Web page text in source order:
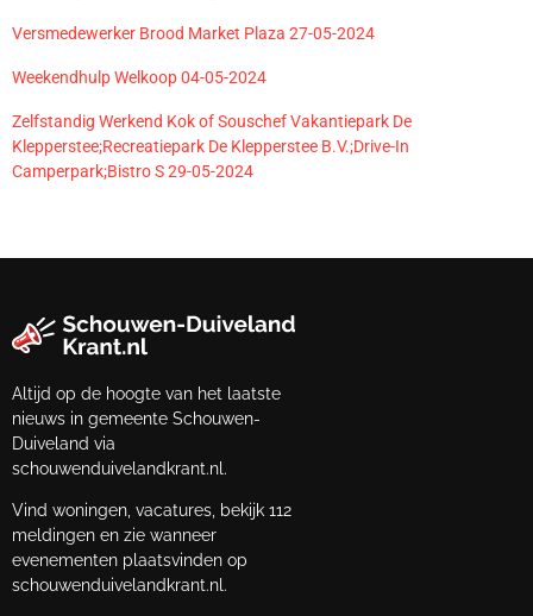
Versmedewerker Brood Market Plaza 27-05-2024
Weekendhulp Welkoop 04-05-2024
Zelfstandig Werkend Kok of Souschef Vakantiepark De
Klepperstee;Recreatiepark De Klepperstee B.V.;Drive-In
Camperpark;Bistro S 29-05-2024
Altijd op de hoogte van het laatste
nieuws in gemeente Schouwen-
Duiveland via
schouwenduivelandkrant.nl.
Vind woningen, vacatures, bekijk 112
meldingen en zie wanneer
evenementen plaatsvinden op
schouwenduivelandkrant.nl.